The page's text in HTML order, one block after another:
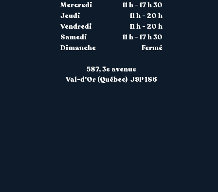
Mercredi
11 h - 17 h 30
Jeudi
11 h - 20 h
Vendredi
11 h - 20 h
Samedi
11 h - 17 h 30
Dimanche
Fermé
587, 3e avenue
Val-d'Or (Québec) J9P 1S6